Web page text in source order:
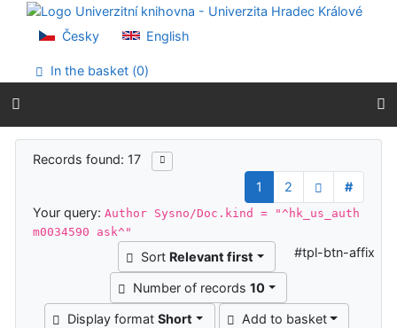
Go to content
Go to menu
Accessibility declaration
Česky English
In the basket (0)
Search results
Records found: 17
1
2
#
Your query:Author Sysno/Doc.kind = "^hk_us_auth
m0034590 ask^"
Sort Relevant first
Number of records 10
Display formatShort Add to basket
#tpl-btn-affix